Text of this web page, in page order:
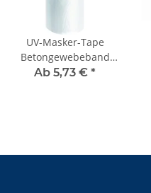
UV-Masker-Tape
Betongewebeband
Sorte K123
Ab 5,73 € *